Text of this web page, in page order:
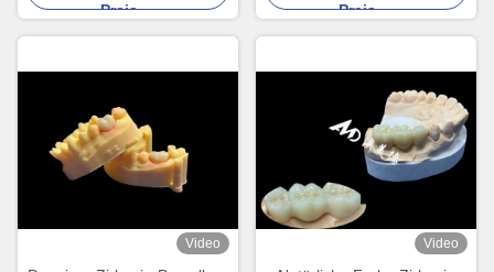
Biokompatibilität
Preis
natürlicher Ästhetik aus dem
chinesischen Zahnlabor
Preis
Video Video